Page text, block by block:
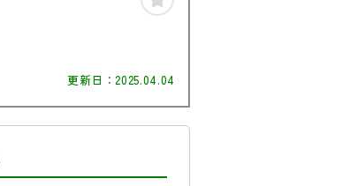
更新日：2025.04.04